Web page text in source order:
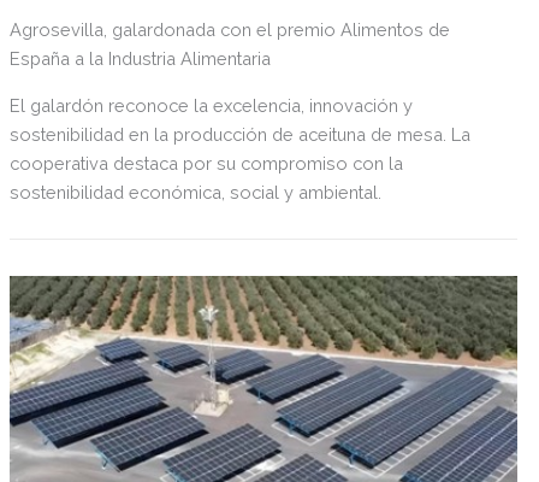
Agrosevilla, galardonada con el premio Alimentos de
España a la Industria Alimentaria
El galardón reconoce la excelencia, innovación y
sostenibilidad en la producción de aceituna de mesa. La
cooperativa destaca por su compromiso con la
sostenibilidad económica, social y ambiental.